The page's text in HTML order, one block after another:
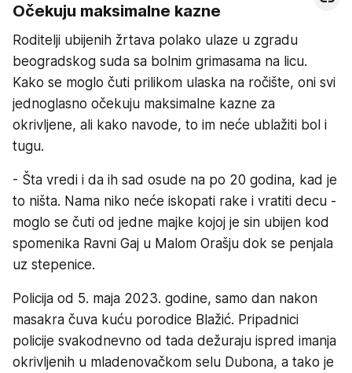
Očekuju maksimalne kazne
Roditelji ubijenih žrtava polako ulaze u zgradu
beogradskog suda sa bolnim grimasama na licu.
Kako se moglo čuti prilikom ulaska na ročište, oni svi
jednoglasno očekuju maksimalne kazne za
okrivljene, ali kako navode, to im neće ublažiti bol i
tugu.
- Šta vredi i da ih sad osude na po 20 godina, kad je
to ništa. Nama niko neće iskopati rake i vratiti decu -
moglo se čuti od jedne majke kojoj je sin ubijen kod
spomenika Ravni Gaj u Malom Orašju dok se penjala
uz stepenice.
Policija od 5. maja 2023. godine, samo dan nakon
masakra čuva kuću porodice Blažić. Pripadnici
policije svakodnevno od tada dežuraju ispred imanja
okrivljenih u mladenovačkom selu Dubona, a tako je